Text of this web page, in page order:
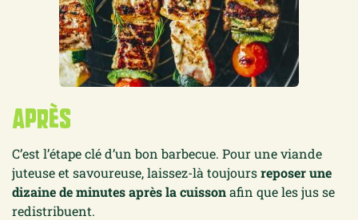
Après
C’est l’étape clé d’un bon barbecue. Pour une viande
juteuse et savoureuse,laissez-là toujoursreposer une
dizaine de minutes après la cuissonafin que les jus se
redistribuent.